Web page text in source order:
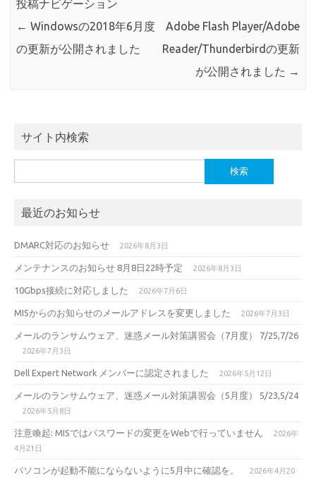
投稿ナビゲーション
← Windowsの2018年6月度
の更新が公開されました
Adobe Flash Player/Adobe
Reader/Thunderbirdの更新
が公開されました →
サイト内検索
索:
最近のお知らせ
DMARC対応のお知らせ 2026年8月3日
メンテナンスのお知らせ 8月8日22時予定 2026年8月3日
10Gbps接続に対応しました 2026年7月6日
MISからのお知らせのメールアドレスを変更しました 2026年7月3日
メールのランサムウェア、迷惑メール対策講習会（7月度） 7/25,7/26
2026年7月3日
Dell Expert Network メンバーに認定されました 2026年5月12日
メールのランサムウェア、迷惑メール対策講習会（5月度） 5/23,5/24
2026年5月8日
注意喚起: MISではパスワードの変更をWebで行っていません
2026年
4月21日
パソコンが起動不能にならないように5月中に確認を。
2026年4月20